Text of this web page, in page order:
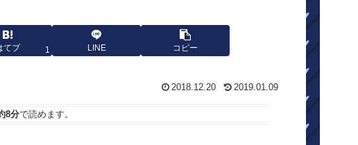
てブ 1 LINE コピー
2018.12.20 2019.01.09
8分で読めます。